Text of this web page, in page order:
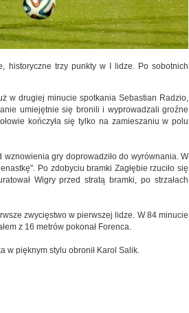
historyczne trzy punkty w I lidze. Po sobotnich
w drugiej minucie spotkania Sebastian Radzio,
umiejętnie się bronili i wyprowadzali groźne
kończyła się tylko na zamieszaniu w polu
gry doprowadziło do wyrównania. W
Po zdobyciu bramki Zagłębie rzuciło się
Wigry przed stratą bramki, po strzałach
zwycięstwo w pierwszej lidze. W 84 minucie
z 16 metrów pokonał Forenca.
w pięknym stylu obronił Karol Salik.